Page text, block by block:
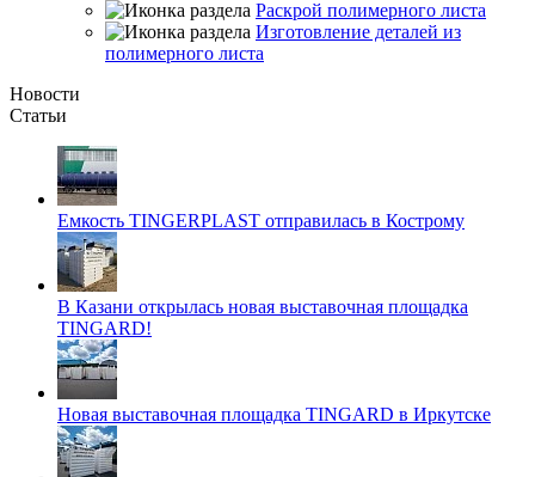
Раскрой полимерного листа
Изготовление деталей из
полимерного листа
Новости
Статьи
Емкость TINGERPLAST отправилась в Кострому
В Казани открылась новая выставочная площадка
TINGARD!
Новая выставочная площадка TINGARD в Иркутске